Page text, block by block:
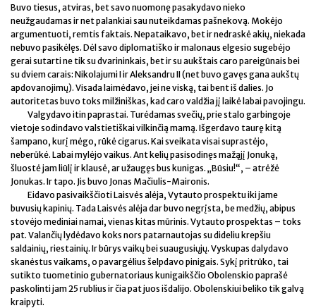
Buvo tiesus, atviras, bet savo nuomonę pasakydavo nieko
neužgaudamas ir net palankiai sau nuteikdamas pašnekovą. Mokėjo
argumentuoti, remtis faktais. Nepataikavo, bet ir nedraskė akių, niekada
nebuvo pasikėlęs. Dėl savo diplomatiško ir malonaus elgesio sugebėjo
gerai sutarti ne tik su dvarininkais, bet ir su aukštais caro pareigūnais bei
su dviem carais: Nikolajumi I ir Aleksandru II (net buvo gavęs gana aukštų
apdovanojimų). Visada laimėdavo, jei ne viską, tai bent iš dalies. Jo
autoritetas buvo toks milžiniškas, kad caro valdžia jį laikė labai pavojingu.
Valgydavo itin paprastai. Turėdamas svečių, prie stalo garbingoje
vietoje sodindavo valstietiškai vilkinčią mamą. Išgerdavo taurę kitą
šampano, kurį mėgo, rūkė cigarus. Kai sveikata visai suprastėjo,
neberūkė. Labai mylėjo vaikus. Ant kelių pasisodinęs mažąjį Jonuką,
šluostė jam liūlį ir klausė, ar užaugęs bus kunigas. „Būsiu!“, – atrėžė
Jonukas. Ir tapo. Jis buvo Jonas Mačiulis-Maironis.
Eidavo pasivaikščioti Laisvės alėja, Vytauto prospektu iki jame
buvusių kapinių. Tada Laisvės alėja dar buvo negrįsta, be medžių, abipus
stovėjo mediniai namai, vienas kitas mūrinis. Vytauto prospektas – toks
pat. Valančių lydėdavo koks nors patarnautojas su dideliu krepšiu
saldainių, riestainių. Ir būrys vaikų bei suaugusiųjų. Vyskupas dalydavo
skanėstus vaikams, o pavargėlius šelpdavo pinigais. Sykį pritrūko, tai
sutikto tuometinio gubernatoriaus kunigaikščio Obolenskio paprašė
paskolinti jam 25 rublius ir čia pat juos išdalijo. Obolenskiui beliko tik galvą
kraipyti.